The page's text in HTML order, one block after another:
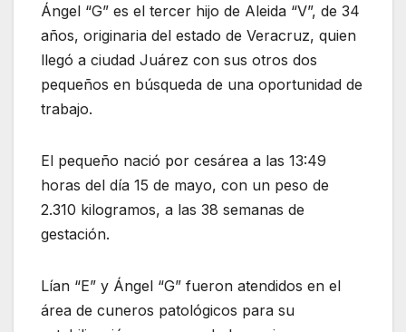
Ángel “G” es el tercer hijo de Aleida “V”, de 34
años, originaria del estado de Veracruz, quien
llegó a ciudad Juárez con sus otros dos
pequeños en búsqueda de una oportunidad de
trabajo.
El pequeño nació por cesárea a las 13:49
horas del día 15 de mayo, con un peso de
2.310 kilogramos, a las 38 semanas de
gestación.
Lían “E” y Ángel “G” fueron atendidos en el
área de cuneros patológicos para su